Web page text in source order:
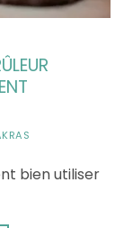
bien utiliser